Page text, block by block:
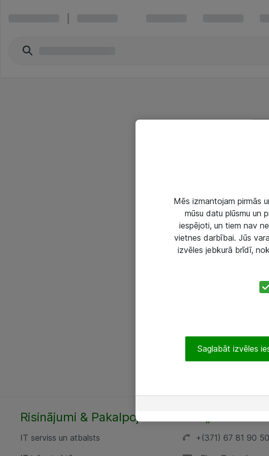
Risinājumi & Pakalpojumi
IT serviss un atbalsts
+(371) 67 81 90 50
Mēs izmantojam pirmās
mūsu datu plūsmu un
iespējoti, un tiem nav
vietnes darbībai. Jūs
izvēles jebkurā brīdī,
Saglabāt izvēles